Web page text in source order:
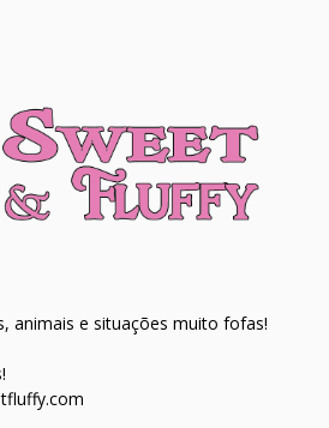
animais e situações muito fofas!